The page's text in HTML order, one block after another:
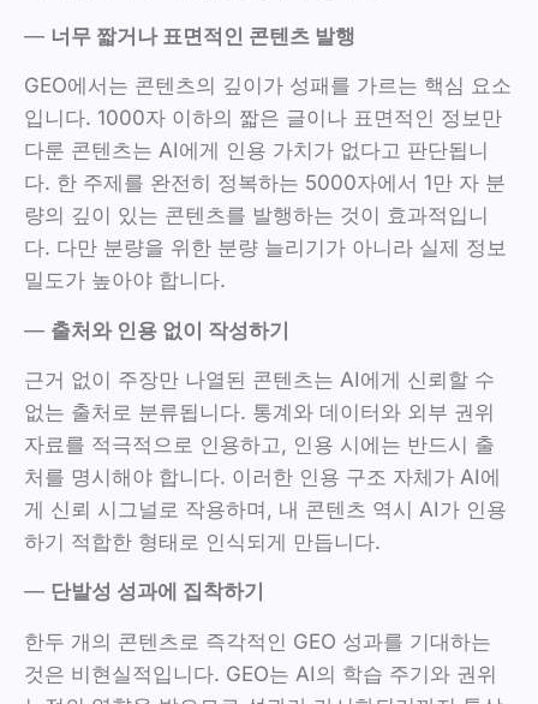
— 너무 짧거나 표면적인 콘텐츠 발행
GEO에서는 콘텐츠의 깊이가 성패를 가르는 핵심 요소
입니다. 1000자 이하의 짧은 글이나 표면적인 정보만
다룬 콘텐츠는 AI에게 인용 가치가 없다고 판단됩니
다. 한 주제를 완전히 정복하는 5000자에서 1만 자 분
량의 깊이 있는 콘텐츠를 발행하는 것이 효과적입니
다. 다만 분량을 위한 분량 늘리기가 아니라 실제 정보
밀도가 높아야 합니다.
— 출처와 인용 없이 작성하기
근거 없이 주장만 나열된 콘텐츠는 AI에게 신뢰할 수
없는 출처로 분류됩니다. 통계와 데이터와 외부 권위
자료를 적극적으로 인용하고, 인용 시에는 반드시 출
처를 명시해야 합니다. 이러한 인용 구조 자체가 AI에
게 신뢰 시그널로 작용하며, 내 콘텐츠 역시 AI가 인용
하기 적합한 형태로 인식되게 만듭니다.
— 단발성 성과에 집착하기
한두 개의 콘텐츠로 즉각적인 GEO 성과를 기대하는
것은 비현실적입니다. GEO는 AI의 학습 주기와 권위